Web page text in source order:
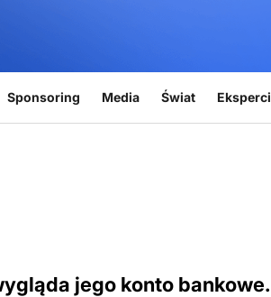
Sponsoring Media Świat Eksperci
jego konto bankowe.